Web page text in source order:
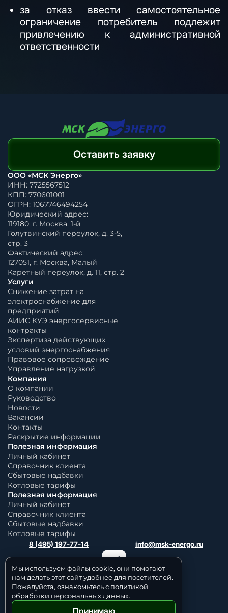
за отказ ввести самостоятельное
ограничение потребитель подлежит
привлечению к административной
ответственности
Мы используем файлы cookie, они помогают
нам делать этот сайт удобнее для посетителей.
Пожалуйста, ознакомьтесь с политикой
обработки персональных данных.
Принимаю
Оставить заявку
ООО «МСК Энерго»
ИНН: 7725567512
КПП: 770601001
ОГРН: 1067746494254
Юридический адрес:
119180, г. Москва, 1-й
Голутвинский переулок, д. 3-5,
стр. 3
Фактический адрес:
127051, г. Москва, Малый
Каретный переулок, д. 11, стр. 2
Услуги
Снижение затрат на
электроснабжение для
предприятий
АИИС КУЭ энергосервисные
контракты
Экспертиза действующих
условий энергоснабжения
Правовое сопровождение
Управление нагрузкой
Компания
О компании
Руководство
Новости
Вакансии
Контакты
Раскрытие информации
Полезная информация
Личный кабинет
Справочник клиента
Сбытовые надбавки
Котловые тарифы
Полезная информация
Личный кабинет
Справочник клиента
Сбытовые надбавки
Котловые тарифы
8 (495) 197-77-14 info@msk-energo.ru
Политика обработки персональных данных